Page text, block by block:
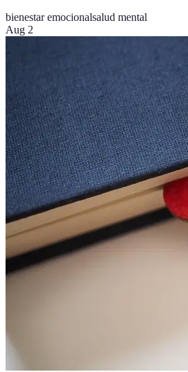
bienestar emocionalsalud mental
Aug 2